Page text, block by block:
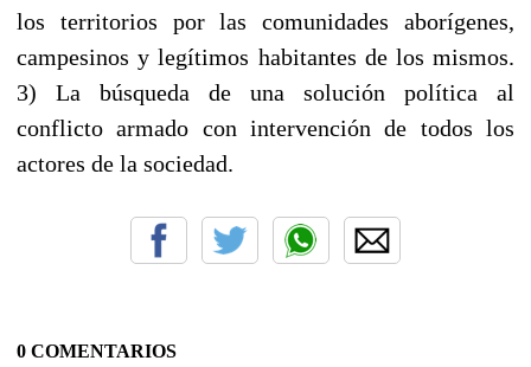
los territorios por las comunidades aborígenes,
campesinos y legítimos habitantes de los mismos.
3) La búsqueda de una solución política al
conflicto armado con intervención de todos los
actores de la sociedad.
0 COMENTARIOS